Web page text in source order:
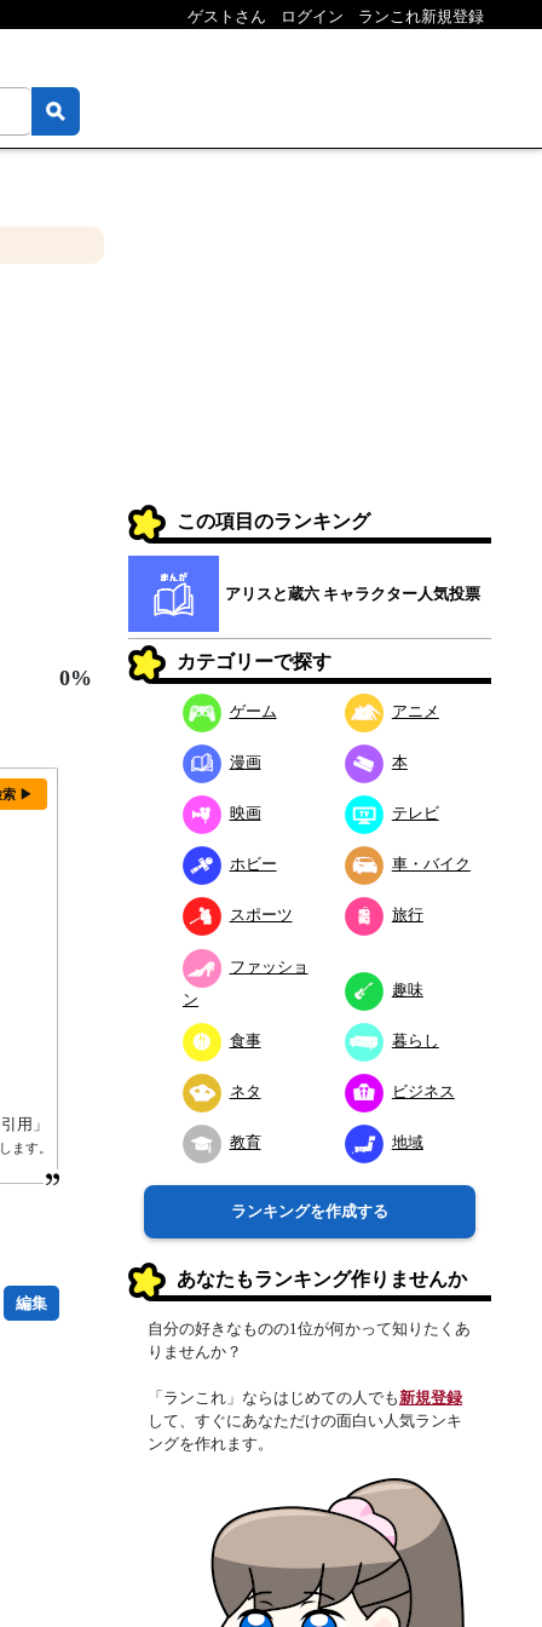
ゲストさん ログイン ランこれ新規登録
0%
索 ▶
用」
ます。
編集
この項目のランキング
アリスと蔵六 キャラクター人気投票
カテゴリーで探す
ゲーム アニメ
漫画 本
映画 テレビ
ホビー 車・バイク
スポーツ 旅行
ファッショ
ン
趣味
食事 暮らし
ネタ ビジネス
教育 地域
ランキングを作成する
あなたもランキング作りませんか
自分の好きなものの1位が何かって知りたくあ
りませんか？
「ランこれ」ならはじめての人でも新規登録
して、すぐにあなただけの面白い人気ランキ
ングを作れます。